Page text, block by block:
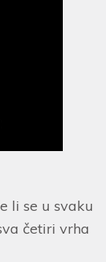
li se u svaku
četiri vrha